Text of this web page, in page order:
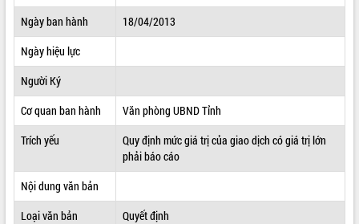
TIN TỨC SỰ KIỆN
SỞ, BAN, NGÀNH
UBND CÁC XÃ, PHƯỜNG
THÔNG TIN CHỈ ĐẠO ĐIỀU HÀNH
HỆ THỐNG VĂN BẢN
VĂN BẢN HĐND TỈNH
ĐIỂM TIN VĂN BẢN
Ngày ban hành
18/04/2013
Ngày hiệu lực
Người Ký
Cơ quan ban hành
Văn phòng UBND Tỉnh
Trích yếu
Quy định mức giá trị của giao dịch có giá trị lớn
phải báo cáo
Nội dung văn bản
Loại văn bản
Quyết định